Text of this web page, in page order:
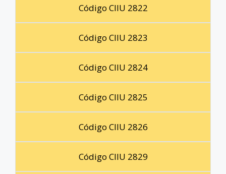
Código CIIU 2822
Código CIIU 2823
Código CIIU 2824
Código CIIU 2825
Código CIIU 2826
Código CIIU 2829